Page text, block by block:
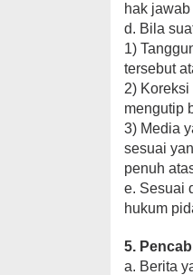
hak
d. Bila
1)
tersebut
2)
mengutip
3) Media
sesuai
penuh
e. Sesuai
hukum
5.
a. Berita